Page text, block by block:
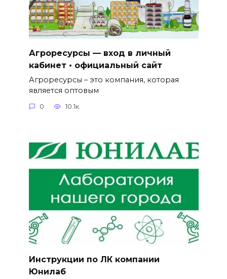
Агроресурсы — вход в личный
кабинет • официальный сайт
Агроресурсы – это компания, которая
является оптовым
0 10.1к.
Инструкции по ЛК компании
Юнилаб